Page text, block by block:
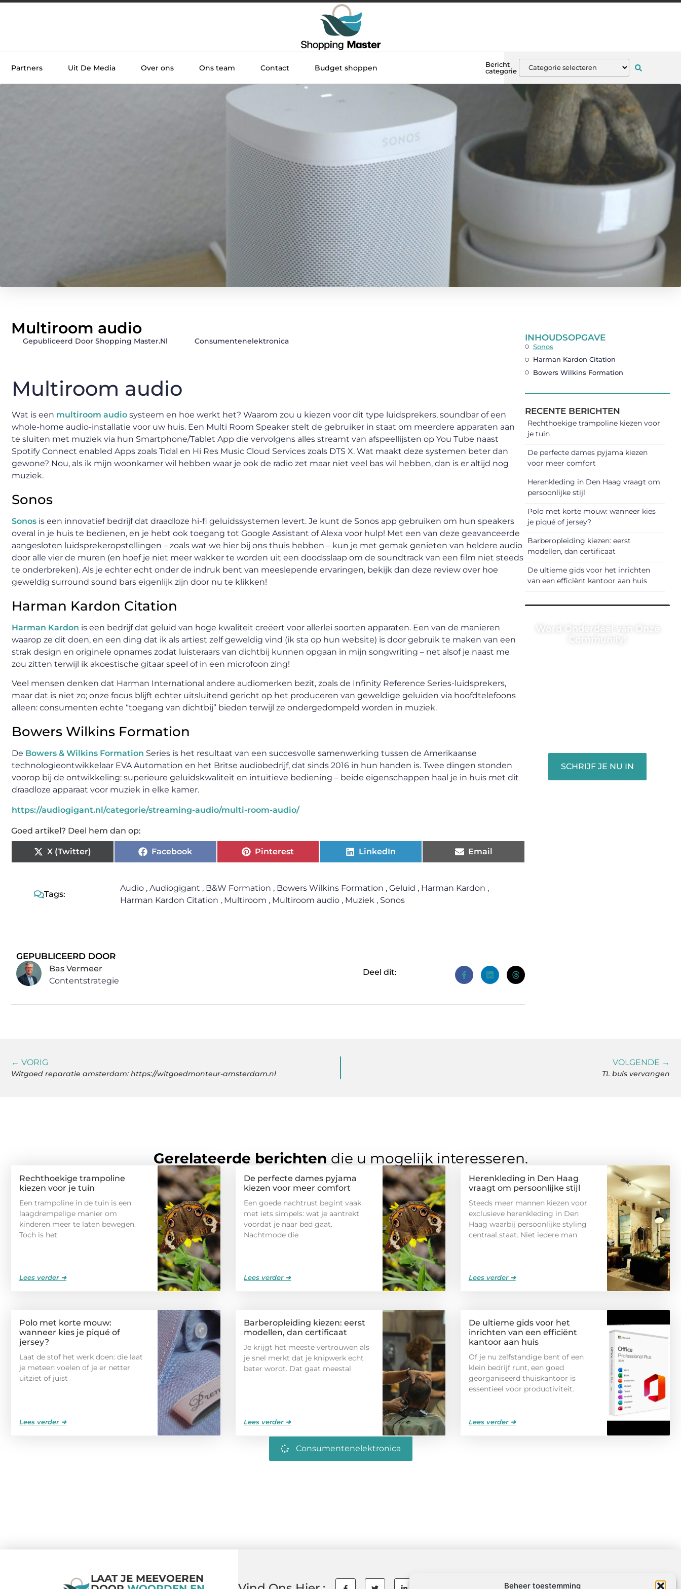
Beheer toestemming
Partners Uit De Media Over ons Ons team Contact Budget shoppen
Bericht
categorie
Multiroom audio
Gepubliceerd Door Shopping Master.nl Consumentenelektronica
Multiroom audio
Wat is een multiroom audio systeem en hoe werkt het? Waarom zou u kiezen voor dit type luidsprekers, soundbar of een
whole-home audio-installatie voor uw huis. Een Multi Room Speaker stelt de gebruiker in staat om meerdere apparaten aan
te sluiten met muziek via hun Smartphone/Tablet App die vervolgens alles streamt van afspeellijsten op You Tube naast
Spotify Connect enabled Apps zoals Tidal en Hi Res Music Cloud Services zoals DTS X. Wat maakt deze systemen beter dan
gewone? Nou, als ik mijn woonkamer wil hebben waar je ook de radio zet maar niet veel bas wil hebben, dan is er altijd nog
muziek.
Sonos
Sonos is een innovatief bedrijf dat draadloze hi-fi geluidssystemen levert. Je kunt de Sonos app gebruiken om hun speakers
overal in je huis te bedienen, en je hebt ook toegang tot Google Assistant of Alexa voor hulp! Met een van deze geavanceerde
aangesloten luidsprekeropstellingen – zoals wat we hier bij ons thuis hebben – kun je met gemak genieten van heldere audio
door alle vier de muren (en hoef je niet meer wakker te worden uit een doodsslaap om de soundtrack van een film niet steeds
te onderbreken). Als je echter echt onder de indruk bent van meeslepende ervaringen, bekijk dan deze review over hoe
geweldig surround sound bars eigenlijk zijn door nu te klikken!
Harman Kardon Citation
Harman Kardon is een bedrijf dat geluid van hoge kwaliteit creëert voor allerlei soorten apparaten. Een van de manieren
waarop ze dit doen, en een ding dat ik als artiest zelf geweldig vind (ik sta op hun website) is door gebruik te maken van een
strak design en originele opnames zodat luisteraars van dichtbij kunnen opgaan in mijn songwriting – net alsof je naast me
zou zitten terwijl ik akoestische gitaar speel of in een microfoon zing!
Veel mensen denken dat Harman International andere audiomerken bezit, zoals de Infinity Reference Series-luidsprekers,
maar dat is niet zo; onze focus blijft echter uitsluitend gericht op het produceren van geweldige geluiden via hoofdtelefoons
alleen: consumenten echte “toegang van dichtbij” bieden terwijl ze ondergedompeld worden in muziek.
Bowers Wilkins Formation
De Bowers & Wilkins Formation Series is het resultaat van een succesvolle samenwerking tussen de Amerikaanse
technologieontwikkelaar EVA Automation en het Britse audiobedrijf, dat sinds 2016 in hun handen is. Twee dingen stonden
voorop bij de ontwikkeling: superieure geluidskwaliteit en intuïtieve bediening – beide eigenschappen haal je in huis met dit
draadloze apparaat voor muziek in elke kamer.
https://audiogigant.nl/categorie/streaming-audio/multi-room-audio/
Goed artikel? Deel hem dan op:
X (Twitter) Facebook Pinterest LinkedIn Email
Tags:
Audio, Audiogigant , B&W Formation , Bowers Wilkins Formation , Geluid , Harman Kardon ,
Harman Kardon Citation , Multiroom , Multiroom audio, Muziek, Sonos
GEPUBLICEERD DOOR
Bas Vermeer
Contentstrategie
Deel dit:
INHOUDSOPGAVE
Sonos
Harman Kardon Citation
Bowers Wilkins Formation
RECENTE BERICHTEN
Rechthoekige trampoline kiezen voor
je tuin
De perfecte dames pyjama kiezen
voor meer comfort
Herenkleding in Den Haag vraagt om
persoonlijke stijl
Polo met korte mouw: wanneer kies
je piqué of jersey?
Barberopleiding kiezen: eerst
modellen, dan certificaat
De ultieme gids voor het inrichten
van een efficiënt kantoor aan huis
Word Onderdeel van Onze
Community!
SCHRIJF JE NU IN
← VORIG
Witgoed reparatie amsterdam: https://witgoedmonteur-amsterdam.nl
VOLGENDE →
TL buis vervangen
Gerelateerde berichten die u mogelijk interesseren.
Rechthoekige trampoline
kiezen voor je tuin
Een trampoline in de tuin is een
laagdrempelige manier om
kinderen meer te laten bewegen.
Toch is het
Lees verder ➜
De perfecte dames pyjama
kiezen voor meer comfort
Een goede nachtrust begint vaak
met iets simpels: wat je aantrekt
voordat je naar bed gaat.
Nachtmode die
Lees verder ➜
Herenkleding in Den Haag
vraagt om persoonlijke stijl
Steeds meer mannen kiezen voor
exclusieve herenkleding in Den
Haag waarbij persoonlijke styling
centraal staat. Niet iedere man
Lees verder ➜
Polo met korte mouw:
wanneer kies je piqué of
jersey?
Laat de stof het werk doen: die laat
je meteen voelen of je er netter
uitziet of juist
Lees verder ➜
Barberopleiding kiezen: eerst
modellen, dan certificaat
Je krijgt het meeste vertrouwen als
je snel merkt dat je knipwerk echt
beter wordt. Dat gaat meestal
Lees verder ➜
De ultieme gids voor het
inrichten van een efficiënt
kantoor aan huis
Of je nu zelfstandige bent of een
klein bedrijf runt, een goed
georganiseerd thuiskantoor is
essentieel voor productiviteit.
Lees verder ➜
Consumentenelektronica
LAAT JE MEEVOEREN